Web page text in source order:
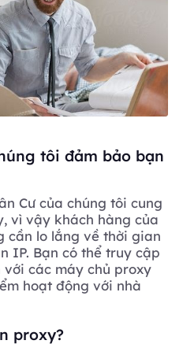
tôi đảm bảo bạn
Cư của chúng tôi cung
vì vậy khách hàng của
cần lo lắng về thời gian
IP. Bạn có thể truy cập
với các máy chủ proxy
hoạt động với nhà
proxy?